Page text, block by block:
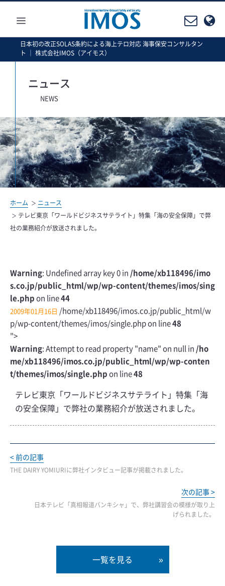
日本初の改正SOLAS条約による海上テロ対応 海事保安コンサルタン
ト ｜ 株式会社IMOS（アイモス）
≡
ニュース
NEWS
ホーム
ニュース
テレビ東京「ワールドビジネスサテライト」特集「海の安全保障」で弊
社の業務紹介が放送されました。
Warning: Undefined array key 0 in /home/xb118496/imo
s.co.jp/public_html/wp/wp-content/themes/imos/sing
le.phpon line44
2009年01月16日 /home/xb118496/imos.co.jp/public_html/w
p/wp-content/themes/imos/single.php on line48
">
Warning: Attempt to read property "name" on null in /ho
me/xb118496/imos.co.jp/public_html/wp/wp-conten
t/themes/imos/single.phpon line48
テレビ東京「ワールドビジネスサテライト」特集「海
の安全保障」で弊社の業務紹介が放送されました。
< 前の記事
THE DAIRY YOMIURIに弊社インタビュー記事が掲載されました。
次の記事 >
日本テレビ「真相報道バンキシャ」で、弊社講習会の模様が取り上
げられました。
一覧を見る